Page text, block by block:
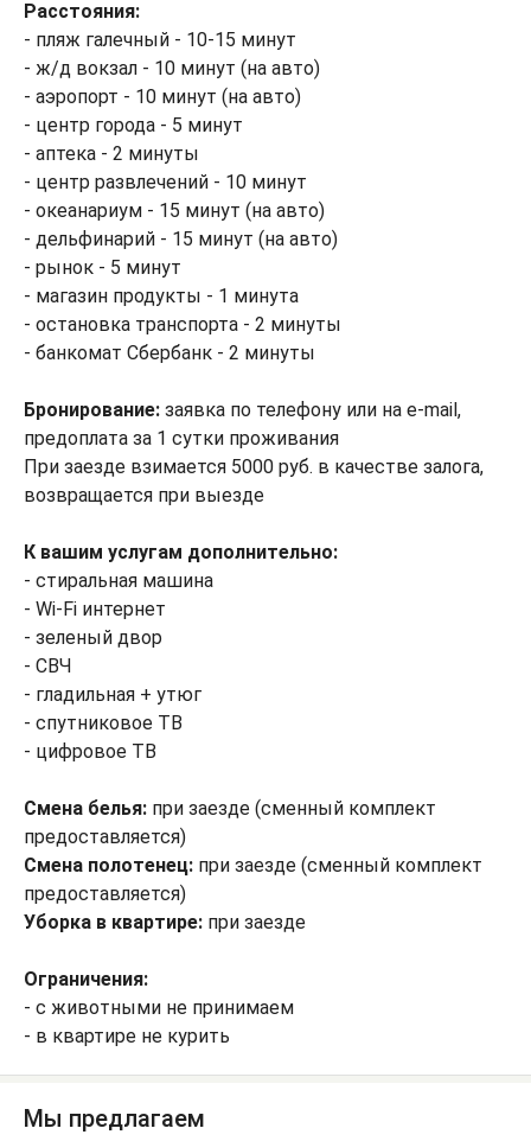
Расстояния:
- пляж галечный - 10-15 минут
- ж/д вокзал - 10 минут (на авто)
- аэропорт - 10 минут (на авто)
- центр города - 5 минут
- аптека - 2 минуты
- центр развлечений - 10 минут
- океанариум - 15 минут (на авто)
- дельфинарий - 15 минут (на авто)
- рынок - 5 минут
- магазин продукты - 1 минута
- остановка транспорта - 2 минуты
- банкомат Сбербанк - 2 минуты
Бронирование: заявка по телефону или на e-mail,
предоплата за 1 сутки проживания
При заезде взимается 5000 руб. в качестве залога,
возвращается при выезде
К вашим услугам дополнительно:
- стиральная машина
- Wi-Fi интернет
- зеленый двор
- СВЧ
- гладильная + утюг
- спутниковое ТВ
- цифровое ТВ
Смена белья: при заезде (сменный комплект
предоставляется)
Смена полотенец: при заезде (сменный комплект
предоставляется)
Уборка в квартире: при заезде
Ограничения:
- с животными не принимаем
- в квартире не курить
Мы предлагаем